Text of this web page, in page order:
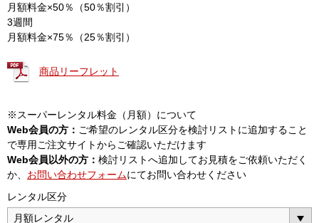
月額料金×50％（50％割引）
3週間
月額料金×75％（25％割引）
商品リーフレット
※スーパーレンタル料金（月額）について
Web会員の方： ご希望のレンタル区分を検討リストに追加すること
で専用ご注文サイトからご確認いただけます
Web会員以外の方： 検討リストへ追加してお見積をご依頼いただく
か、 お問い合わせフォームにてお問い合わせください
レンタル区分